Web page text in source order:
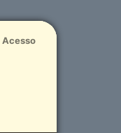
Acesso